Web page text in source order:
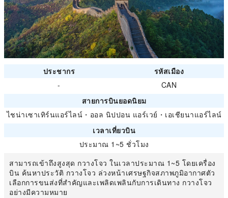
ประชากร
รหัสเมือง
-
CAN
สายการบินยอดนิยม
ไชน่าเซาเทิร์นแอร์ไลน์ ・ ออล นิปปอน แอร์เวย์ ・ เอเชียนาแอร์ไลน์
เวลาเที่ยวบิน
ประมาณ 1~5 ชั่วโมง
สามารถเข้าถึงสูงสุด กวางโจว ในเวลาประมาณ 1~5 โดยเครื่อง
บิน ค้นหาประวัติ กวางโจว ล่วงหน้าเศรษฐกิจสภาพภูมิอากาศตัว
เลือกการขนส่งที่สำคัญและเพลิดเพลินกับการเดินทาง กวางโจว
อย่างมีความหมาย